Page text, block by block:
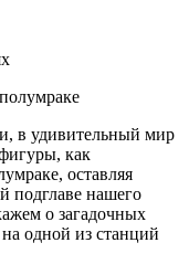
в удивительный мир
как
оставляя
подглаве нашего
о загадочных
одной из станций